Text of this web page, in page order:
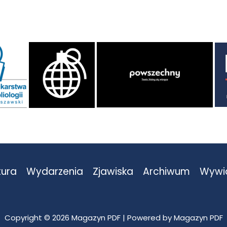
Wydarzenia Zjawiska Archiwum
Copyright © 2026 Magazyn PDF | Powered by Magazyn PDF